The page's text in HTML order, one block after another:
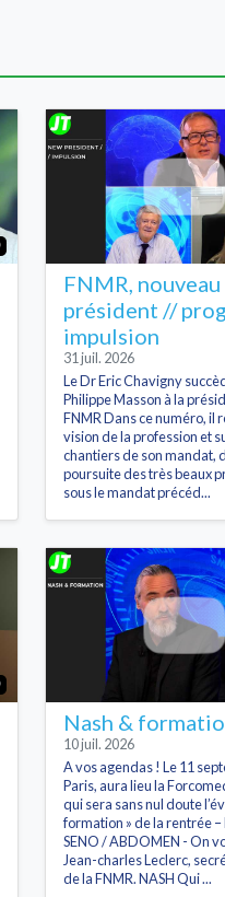
FNMR, nouveau
président //
impulsion
31 juil. 2026
Le Dr Eric Chavigny
Philippe Masson à la
FNMR Dans ce numéro, il
vision de la profession et
chantiers de son mandat,
poursuite des très beaux
sous le mandat précéd...
Nash &
10 juil. 2026
A vos agendas ! Le 11
Paris, aura lieu la
qui sera sans nul doute
formation » de la rentrée
SENO / ABDOMEN - On
Jean-charles Leclerc,
de la FNMR. NASH Qui ...